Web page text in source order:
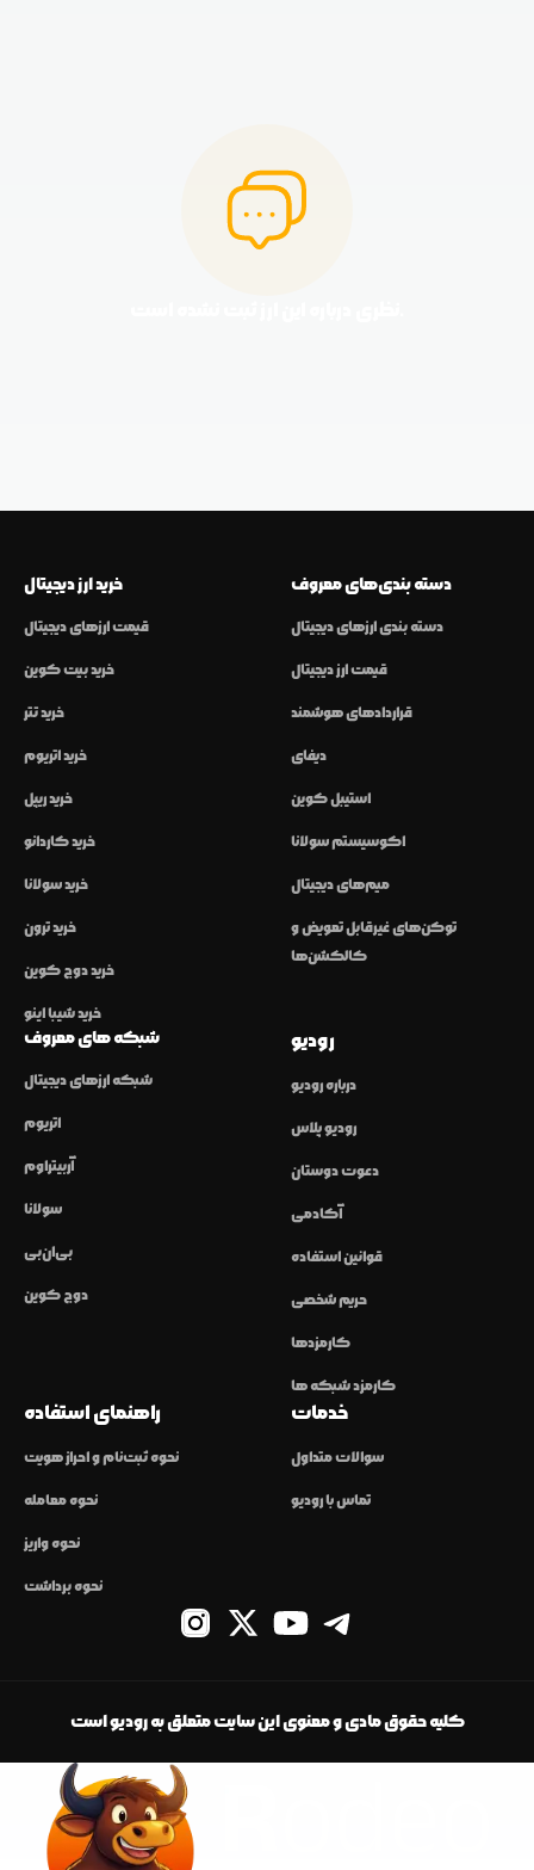
خرید ارز دیجیتال
قیمت ارزهای دیجیتال
خرید بیت کوین
خرید تتر
خرید اتریوم
خرید ریپل
خرید کاردانو
خرید سولانا
خرید ترون
خرید دوج کوین
خرید شیبا اینو
دسته بندی‌های معروف
دسته بندی ارزهای دیجیتال
قیمت ارز دیجیتال
قراردادهای هوشمند
دیفای
استیبل کوین
اکوسیستم سولانا
میم‌های دیجیتال
توکن‌های غیرقابل تعویض و
کالکشن‌ها
شبکه های معروف
شبکه ارزهای دیجیتال
اتریوم
آربیتراوم
سولانا
بی‌ان‌بی
دوج کوین
رودیو
درباره رودیو
رودیو پلاس
دعوت دوستان
آکادمی
قوانین استفاده
حریم شخصی
کارمزدها
کارمزد شبکه ها
راهنمای استفاده
نحوه ثبت‌نام و احراز هویت
نحوه معامله
نحوه واریز
نحوه برداشت
خدمات
سوالات متداول
تماس با رودیو
کلیه حقوق مادی و معنوی این سایت متعلق به رودیو است